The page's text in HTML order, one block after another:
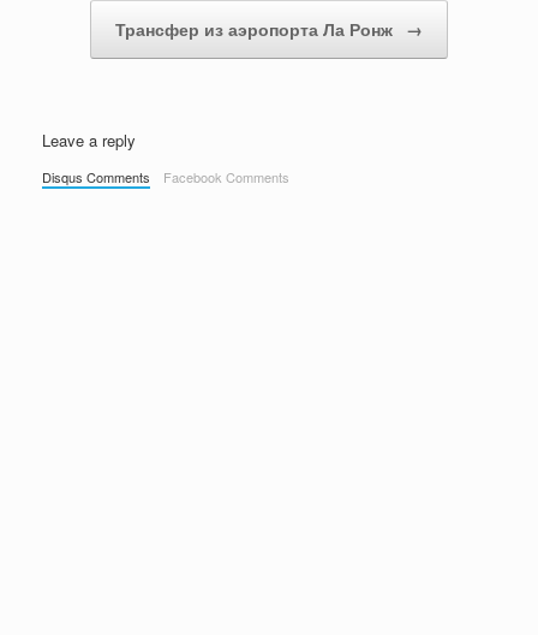
Трансфер из аэропорта Ла Ронж →
Leave a reply
Disqus Comments Facebook Comments